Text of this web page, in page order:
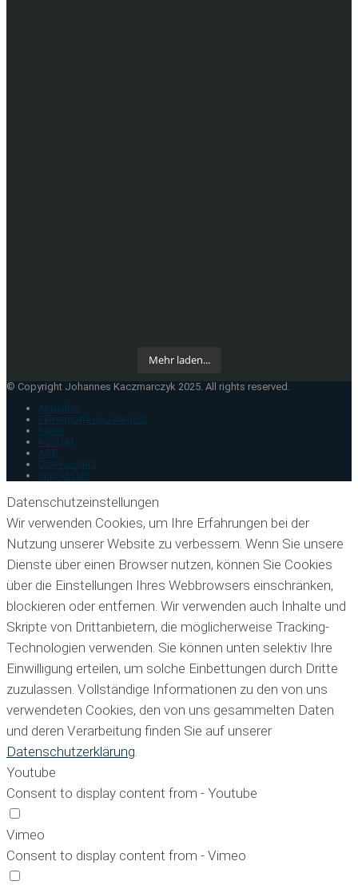
Mehr laden...
© Copyright Johannes Kaczmarczyk 2025. All rights reserved.
Aktuelles
Filmografie und Awards
Filme
Kontakt
AGB
Datenschutz
Impressum
Datenschutzeinstellungen
Wir verwenden Cookies, um Ihre Erfahrungen bei der
Nutzung unserer Website zu verbessern. Wenn Sie unsere
Dienste über einen Browser nutzen, können Sie Cookies
über die Einstellungen Ihres Webbrowsers einschränken,
blockieren oder entfernen. Wir verwenden auch Inhalte und
Skripte von Drittanbietern, die möglicherweise Tracking-
Technologien verwenden. Sie können unten selektiv Ihre
Einwilligung erteilen, um solche Einbettungen durch Dritte
zuzulassen. Vollständige Informationen zu den von uns
verwendeten Cookies, den von uns gesammelten Daten
und deren Verarbeitung finden Sie auf unserer
Datenschutzerklärung.
Youtube
Consent to display content from - Youtube
Vimeo
Consent to display content from - Vimeo